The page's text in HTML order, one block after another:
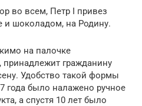
во всем, Петр I привез
и шоколадом, на Родину.
на палочке
гражданину
Удобство такой формы
года было налажено ручное
а спустя 10 лет было